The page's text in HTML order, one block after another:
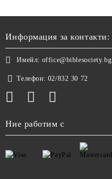
Информация за контакти:
Имейл: office@biblesociety.bg
Телефон: 02/832 30 72
Ние работим с